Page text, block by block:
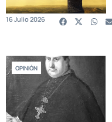
16 Julio 2026
OPINIÓN